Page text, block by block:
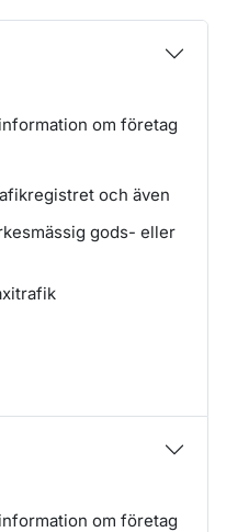
om företag
och även
gods- eller
om företag